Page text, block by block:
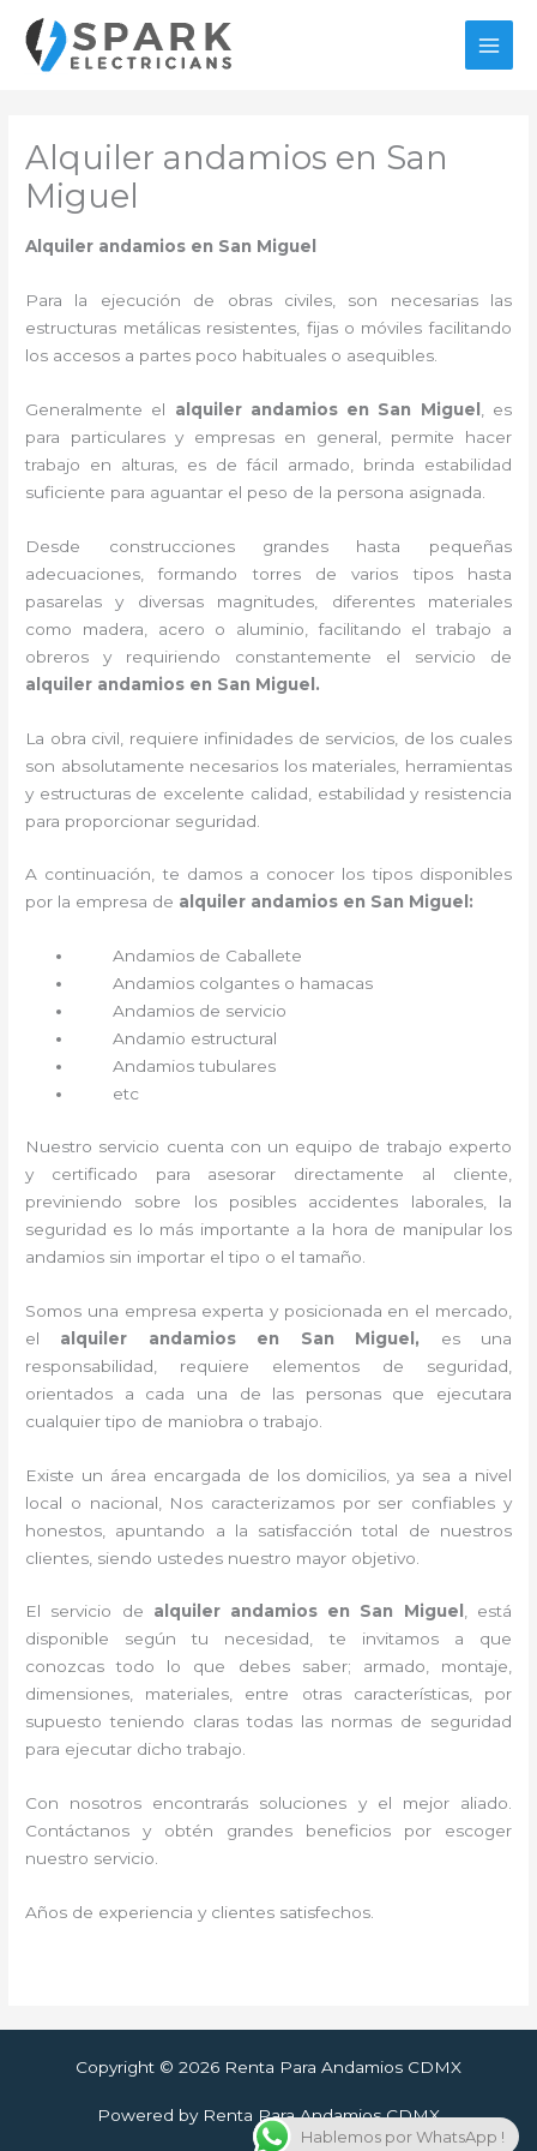
contenido
Alquiler andamios en San
Miguel
Alquiler andamios en San Miguel
Para la ejecución de obras civiles, son necesarias las
estructuras metálicas resistentes, fijas o móviles facilitando
los accesos a partes poco habituales o asequibles.
Generalmente el alquiler andamios en San Miguel
, es
para particulares y empresas en general, permite hacer
trabajo en alturas, es de fácil armado, brinda estabilidad
suficiente para aguantar el peso de la persona asignada.
Desde construcciones grandes hasta pequeñas
adecuaciones, formando torres de varios tipos hasta
pasarelas y diversas magnitudes, diferentes materiales
como madera, acero o aluminio, facilitando el trabajo a
obreros y requiriendo constantemente el servicio de
alquiler andamios en San Miguel.
La obra civil, requiere infinidades de servicios, de los cuales
son absolutamente necesarios los materiales, herramientas
y estructuras de excelente calidad, estabilidad y resistencia
para proporcionar seguridad.
A continuación, te damos a conocer los tipos disponibles
por la empresa de alquiler andamios en San Miguel:
Andamios de Caballete
Andamios colgantes o hamacas
Andamios de servicio
Andamio estructural
Andamios tubulares
etc
Nuestro servicio cuenta con un equipo de trabajo experto
y certificado para asesorar directamente al cliente,
previniendo sobre los posibles accidentes laborales, la
seguridad es lo más importante a la hora de manipular los
andamios sin importar el tipo o el tamaño.
Somos una empresa experta y posicionada en el mercado,
el alquiler andamios en San Miguel, es una
responsabilidad, requiere elementos de seguridad,
orientados a cada una de las personas que ejecutara
cualquier tipo de maniobra o trabajo.
Existe un área encargada de los domicilios, ya sea a nivel
local o nacional, Nos caracterizamos por ser confiables y
honestos, apuntando a la satisfacción total de nuestros
clientes, siendo ustedes nuestro mayor objetivo.
El servicio de alquiler andamios en San Miguel , está
disponible según tu necesidad, te invitamos a que
conozcas todo lo que debes saber; armado, montaje,
dimensiones, materiales, entre otras características, por
supuesto teniendo claras todas las normas de seguridad
para ejecutar dicho trabajo.
Con nosotros encontrarás soluciones y el mejor aliado.
Contáctanos y obtén grandes beneficios por escoger
nuestro servicio.
Años de experiencia y clientes satisfechos.
Copyright © 2026 Renta Para Andamios CDMX
Powered by Renta Para Andamios CDMX
Hablemos por WhatsApp !